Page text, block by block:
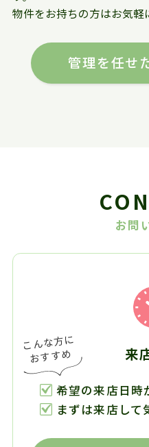
物件をお持ちの方はお気軽
管理を任せ
お問
来
希望の来店日時
まずは来店して